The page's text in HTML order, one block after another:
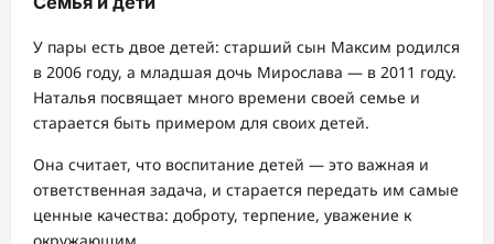
У пары есть двое детей: старший сын Максим родился
в 2006 году, а младшая дочь Мирослава — в 2011 году.
Наталья посвящает много времени своей семье и
старается быть примером для своих детей.
Она считает, что воспитание детей — это важная и
ответственная задача, и старается передать им самые
ценные качества: доброту, терпение, уважение к